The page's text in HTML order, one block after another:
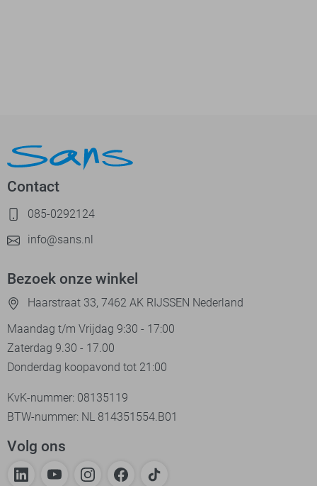
Contact
085-0292124
info@sans.nl
Bezoek onze winkel
Haarstraat 33, 7462 AK RIJSSEN Nederland
Maandag t/m Vrijdag 9:30 - 17:00
Zaterdag 9.30 - 17.00
Donderdag koopavond tot 21:00
KvK-nummer: 08135119
BTW-nummer: NL 814351554.B01
Volg ons